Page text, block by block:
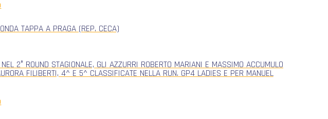
TAPPA A PRAGA (REP. CECA)
2° ROUND STAGIONALE, GLI AZZURRI ROBERTO MARIANI E MASSIMO ACCUMULO
FILIBERTI, 4^ E 5^ CLASSIFICATE NELLA RUN. GP4 LADIES E PER MANUEL